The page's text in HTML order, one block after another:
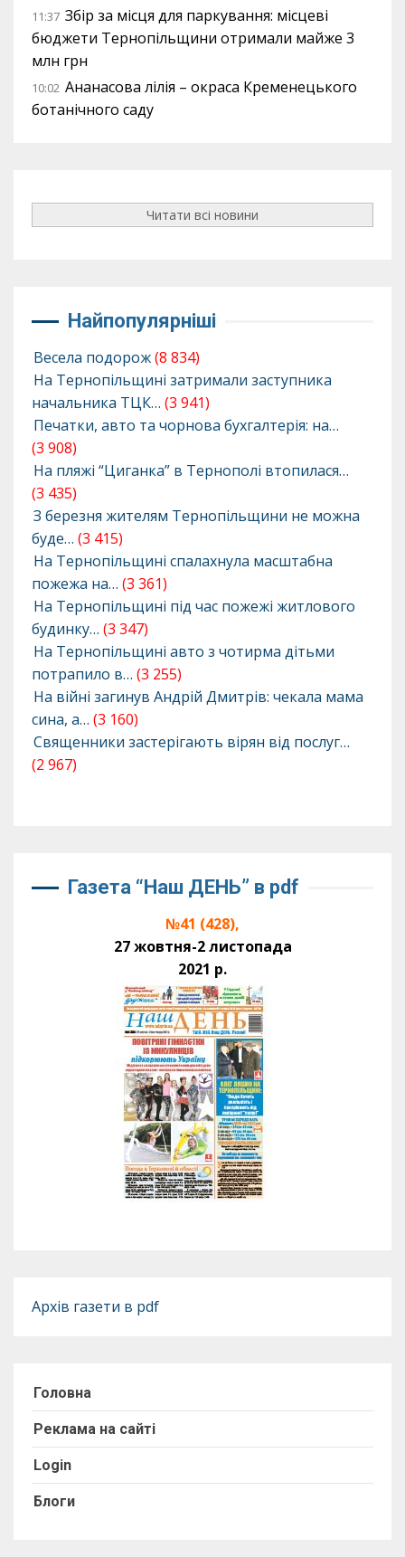
11:37 Збір за місця для паркування: місцеві
бюджети Тернопільщини отримали майже 3
млн грн
10:02 Ананасова лілія – окраса Кременецького
ботанічного саду
Читати всі новини
Найпопулярніші
Весела подорож(8 834)
На Тернопільщині затримали заступника
начальника ТЦК… (3 941)
Печатки, авто та чорнова бухгалтерія: на…
(3 908)
На пляжі “Циганка” в Тернополі втопилася…
(3 435)
З березня жителям Тернопільщини не можна
буде… (3 415)
На Тернопільщині спалахнула масштабна
пожежа на… (3 361)
На Тернопільщині під час пожежі житлового
будинку… (3 347)
На Тернопільщині авто з чотирма дітьми
потрапило в… (3 255)
На війні загинув Андрій Дмитрів: чекала мама
сина, а… (3 160)
Священники застерігають вірян від послуг…
(2 967)
Газета “Наш ДЕНЬ” в pdf
№41 (428),
27 жовтня-2 листопада
2021 р.
Архів газети в pdf
Головна
Реклама на сайті
Login
Блоги